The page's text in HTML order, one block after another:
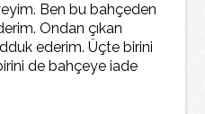
Ben bu bahçeden
Ondan çıkan
ederim. Üçte birini
de bahçeye iade